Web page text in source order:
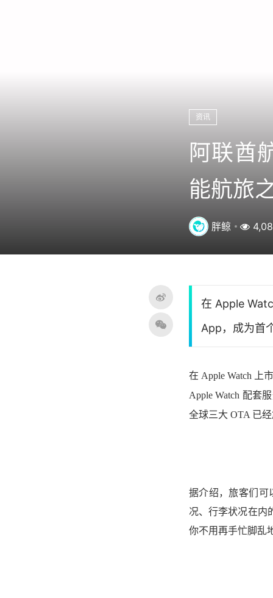
资讯
阿联酋
能航旅
胖鲸
在 Apple
App，成为首
在 Apple Watch 上
Apple Watch 配套
全球三大 OTA 已经
据介绍，旅客们可
况、行李状况在内
你不用再手忙脚乱